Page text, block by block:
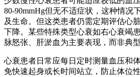
80-90mmHg但无不适症状，这种情况
及生命。但这类患者仍需定期评估心
下降。某些特殊类型心衰如右心衰竭
脉怒张、肝淤血为主要表现，而非典
心衰患者日常应每日定时测量血压和
免快速起身或长时间站立，防止体位